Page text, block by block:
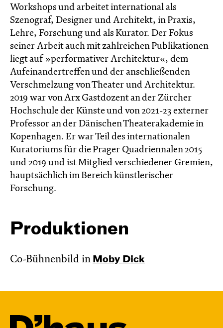
Workshops und arbeitet international als
Szenograf, Designer und Architekt, in Praxis,
Lehre, Forschung und als Kurator. Der Fokus
seiner Arbeit auch mit zahlreichen Publikationen
liegt auf »performativer Architektur«, dem
Aufeinandertreffen und der anschließenden
Verschmelzung von Theater und Architektur.
2019 war von Arx Gastdozent an der Zürcher
Hochschule der Künste und von 2021-23 externer
Professor an der Dänischen Theaterakademie in
Kopenhagen. Er war Teil des internationalen
Kuratoriums für die Prager Quadriennalen 2015
und 2019 und ist Mitglied verschiedener Gremien,
hauptsächlich im Bereich künstlerischer
Forschung.
Produktionen
Co-Bühnenbild in Moby Dick